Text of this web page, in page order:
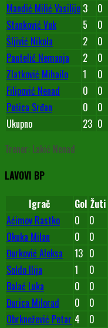
Mandić Milić Vasilije 3 0
Stanković Vuk
5 0
Šljivić Nikola
2 0
Pantelić Nemanja
2 0
Zlatković Mihailo
1 0
Filipović Nenad
0 0
Pušica Srđan
0 0
Ukupno
23 0
Trener: Lakić Nenad
LAVOVI BP
Igrač Gol Žuti
Aćimov Rastko
0 0
Okuka Milan
0 0
Đurković Aleksa
13 0
Soldo Ilija
1 0
Balać Luka
0 0
Đurica Milorad
0 0
Obrknežević Petar 4 0